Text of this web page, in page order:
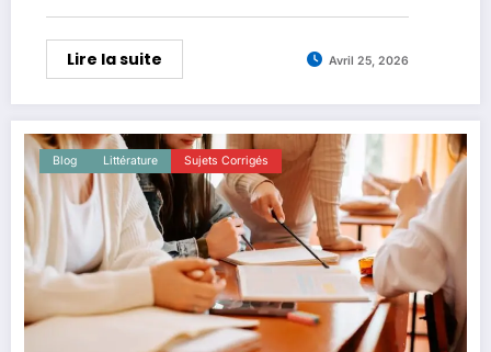
Lire la suite Avril 25, 2026
Blog Littérature Sujets Corrigés